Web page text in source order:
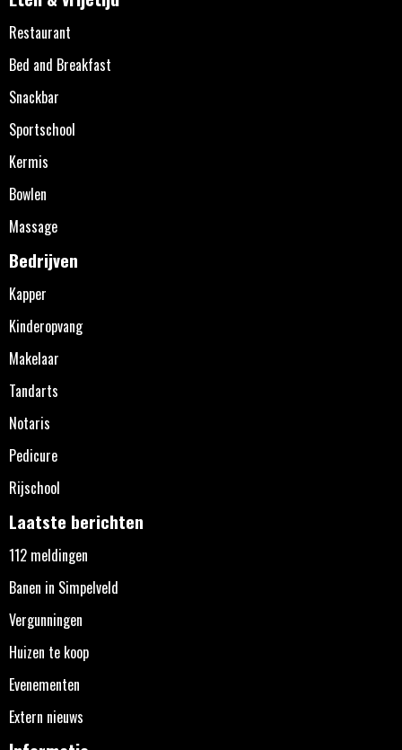
Restaurant
Bed and Breakfast
Snackbar
Sportschool
Kermis
Bowlen
Massage
Bedrijven
Kapper
Kinderopvang
Makelaar
Tandarts
Notaris
Pedicure
Rijschool
Laatste berichten
112 meldingen
Banen in Simpelveld
Vergunningen
Huizen te koop
Evenementen
Extern nieuws